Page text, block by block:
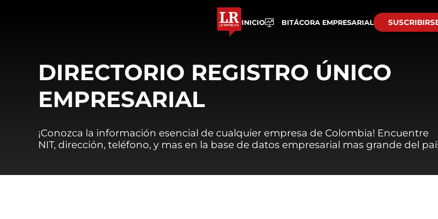
INICIO BITÁCORA EMPRESARIAL
DIRECTORIO REGISTRO ÚNICO
EMPRESARIAL
¡Conozca la información esencial de cualquier empresa de Colombia! Encuentre
NIT, dirección, teléfono, y mas en la base de datos empresarial mas grande del